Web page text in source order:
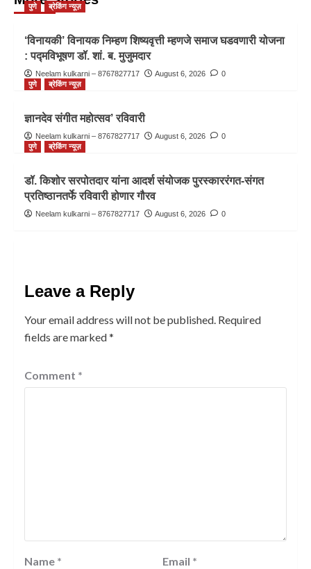
पुणे ब्रेकिंग न्यूज़
‘विनायकी’ विनायक निम्हण शिष्यवृत्ती म्हणजे समाज घडवणारी योजना
: पद्मविभूषण डॉ. शां. ब. मुजुमदार
Neelam kulkarni – 8767827717 August 6, 2026
0
पुणे
ब्रेकिंग न्यूज़
ज्ञानदेव संगीत महोत्सव’ रविवारी
Neelam kulkarni – 8767827717 August 6, 2026
0
पुणे
ब्रेकिंग न्यूज़
डॉ. किशोर सरपोतदार यांना आदर्श संयोजक पुरस्काररंगत-संगत
प्रतिष्ठानतर्फे रविवारी होणार गौरव
Neelam kulkarni – 8767827717 August 6, 2026 0
Leave a Reply
Your email address will not be published. Required
fields are marked*
Comment *
Name * Email *